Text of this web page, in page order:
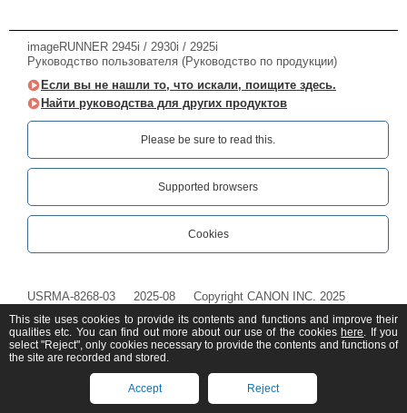
imageRUNNER 2945i / 2930i / 2925i
Руководство пользователя (Руководство по продукции)
Если вы не нашли то, что искали, поищите здесь.
Найти руководства для других продуктов
Please be sure to read this.‎
Supported browsers
Cookies
USRMA-8268-03 2025-08 Copyright CANON INC. 2025
This site uses cookies to provide its contents and functions and improve their
qualities etc. You can find out more about our use of the cookies here. If you
select "Reject", only cookies necessary to provide the contents and functions of
the site are recorded and stored.
Accept Reject